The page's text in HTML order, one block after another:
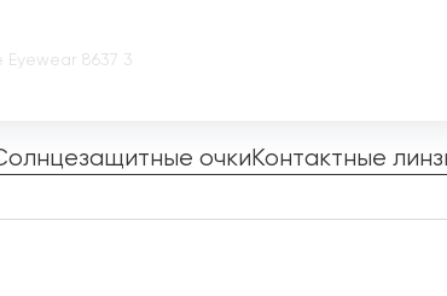
8637 3
очкиКонтактные